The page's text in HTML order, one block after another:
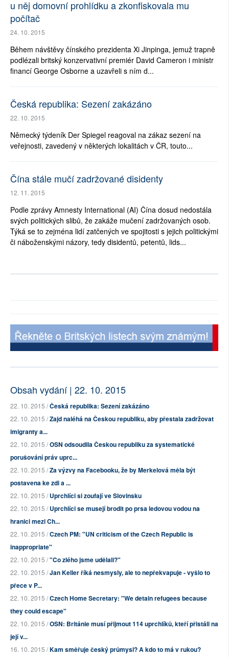
u něj domovní prohlídku a zkonfiskovala mu
počítač
24. 10. 2015
Během návštěvy čínského prezidenta Xi Jinpinga, jemuž trapně
podlézali britský konzervativní premiér David Cameron i ministr
financí George Osborne a uzavřeli s ním d...
Česká republika: Sezení zakázáno
22. 10. 2015
Německý týdeník Der Spiegel reagoval na zákaz sezení na
veřejnosti, zavedený v některých lokalitách v ČR, touto...
Čína stále mučí zadržované disidenty
12. 11. 2015
Podle zprávy Amnesty International (AI) Čína dosud nedostála
svých politických slibů, že zakáže mučení zadržovaných osob.
Týká se to zejména lidí zatčených ve spojitosti s jejich politickými
či náboženskými názory, tedy disidentů, petentů, lids...
Obsah vydání | 22. 10. 2015
22. 10. 2015 /Česká republika: Sezení zakázáno
22. 10. 2015 /Zajd naléhá na Českou republiku, aby přestala zadržovat
imigranty a...
22. 10. 2015 /OSN odsoudila Českou republiku za systematické
porušování práv uprc...
22. 10. 2015 /Za výzvy na Facebooku, že by Merkelová měla být
postavena ke zdi a ...
22. 10. 2015 /Uprchlíci si zoufají ve Slovinsku
22. 10. 2015 /Uprchlíci se musejí brodit po prsa ledovou vodou na
hranici mezi Ch...
22. 10. 2015 /Czech PM: "UN criticism of the Czech Republic is
inappropriate"
22. 10. 2015 /"Co zlého jsme udělali?"
22. 10. 2015 /Jan Keller říká nesmysly, ale to nepřekvapuje - vyšlo to
přece v P...
22. 10. 2015 /Czech Home Secretary: "We detain refugees because
they could escape"
22. 10. 2015 /OSN: Británie musí přijmout 114 uprchlíků, kteří přistáli na
její v...
16. 10. 2015 /Kam směřuje český průmysl? A kdo to má v rukou?